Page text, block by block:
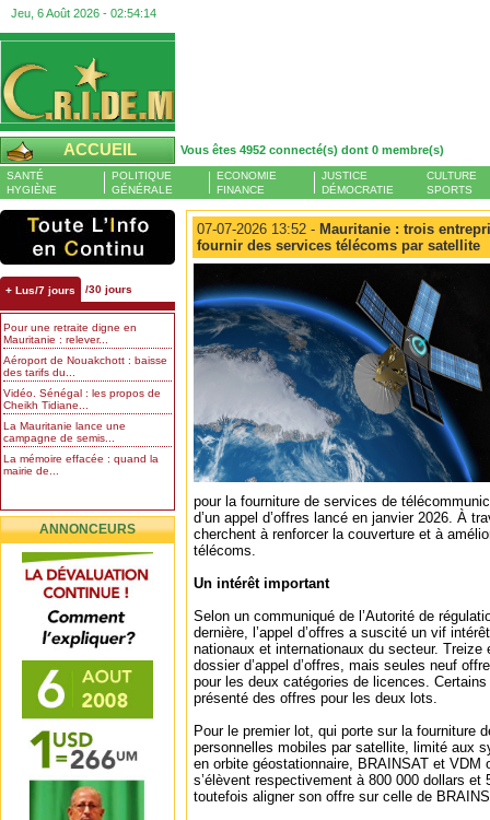
Jeu, 6 Août 2026 - 02:54:14
ACCUEIL Vous êtes 4952 connecté(s) dont 0 membre(s)
SANTÉ
HYGIÈNE
POLITIQUE
GÉNÉRALE
ECONOMIE
FINANCE
JUSTICE
DÉMOCRATIE
CULTURE
SPORTS
+ Lus/7 jours /30 jours
Pour une retraite digne en
Mauritanie : relever...
Aéroport de Nouakchott : baisse
des tarifs du...
Vidéo. Sénégal : les propos de
Cheikh Tidiane...
La Mauritanie lance une
campagne de semis...
La mémoire effacée : quand la
mairie de...
ANNONCEURS
07-07-2026 13:52 - Mauritanie : trois
fournir des services télécoms par satellite
pour la fourniture de services de
d’un appel d’offres lancé en janvier 2026. À
cherchent à renforcer la couverture et à
télécoms.
Un intérêt important
Selon un communiqué de l’Autorité de
dernière, l’appel d’offres a suscité un vif
nationaux et internationaux du secteur. Treize
dossier d’appel d’offres, mais seules neuf
pour les deux catégories de licences. Certains
présenté des offres pour les deux lots.
Pour le premier lot, qui porte sur la fourniture
personnelles mobiles par satellite, limité aux
en orbite géostationnaire, BRAINSAT et VDM
s’élèvent respectivement à 800 000 dollars et
toutefois aligner son offre sur celle de